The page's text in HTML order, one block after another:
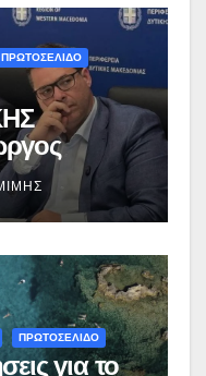
ΠΡΩΤΟΣΕΛΙΔΟ
μας
ΠΡΩΤΟΣΕΛΙΔΟ
για το